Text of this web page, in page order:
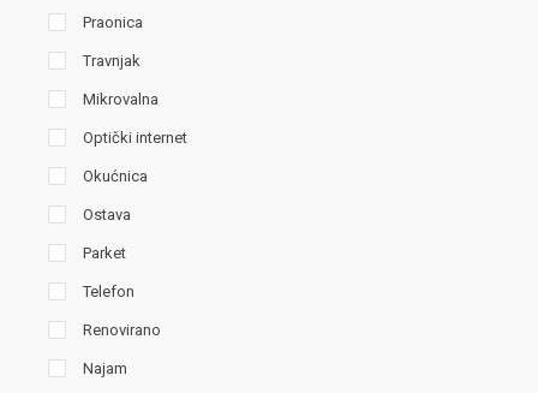
Praonica
Travnjak
Mikrovalna
Optički internet
Okućnica
Ostava
Parket
Telefon
Renovirano
Najam